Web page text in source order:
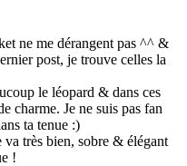
ne me dérangent pas ^^ &
post, je trouve celles la
le léopard & dans ces
charme. Je ne suis pas fan
ta tenue :)
très bien, sobre & élégant
!